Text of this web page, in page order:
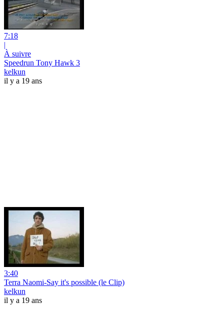
7:18
|
À suivre
Speedrun Tony Hawk 3
kelkun
il y a 19 ans
3:40
Terra Naomi-Say it's possible (le Clip)
kelkun
il y a 19 ans